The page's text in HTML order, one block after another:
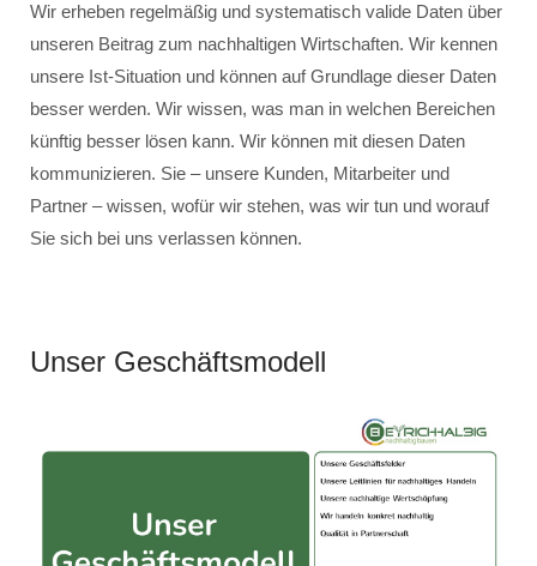
Wir erheben regelmäßig und systematisch valide Daten über
unseren Beitrag zum nachhaltigen Wirtschaften. Wir kennen
unsere Ist-Situation und können auf Grundlage dieser Daten
besser werden. Wir wissen, was man in welchen Bereichen
künftig besser lösen kann. Wir können mit diesen Daten
kommunizieren. Sie – unsere Kunden, Mitarbeiter und
Partner – wissen, wofür wir stehen, was wir tun und worauf
Sie sich bei uns verlassen können.
Unser Geschäftsmodell